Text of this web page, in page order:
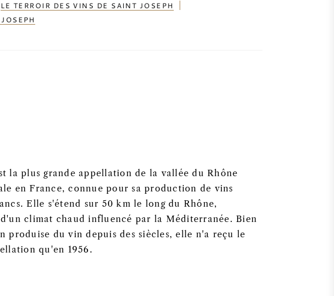
LE TERROIR DES VINS DE SAINT JOSEPH
la plus grande appellation de la vallée du Rhône
en France, connue pour sa production de vins
Elle s'étend sur 50 km le long du Rhône,
climat chaud influencé par la Méditerranée. Bien
produise du vin depuis des siècles, elle n'a reçu le
qu'en 1956.